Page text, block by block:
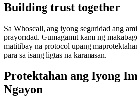
Building trust together
Sa Whoscall, ang iyong seguridad ang
prayoridad. Gumagamit kami ng
matitibay na protocol upang
para sa isang ligtas na karanasan.
Protektahan ang Iyong
Ngayon